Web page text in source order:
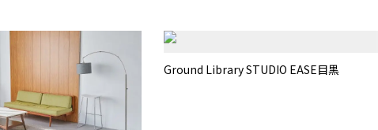
オプション：ROOFTOP
Ground Library STUDIO EASE目黒